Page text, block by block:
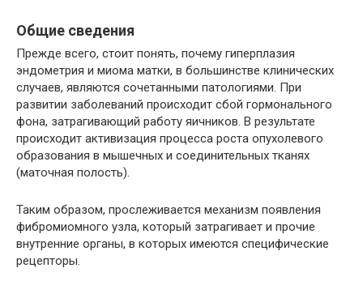
Общие сведения
Прежде всего, стоит понять, почему гиперплазия
эндометрия и миома матки, в большинстве клинических
случаев, являются сочетанными патологиями. При
развитии заболеваний происходит сбой гормонального
фона, затрагивающий работу яичников. В результате
происходит активизация процесса роста опухолевого
образования в мышечных и соединительных тканях
(маточная полость).
Таким образом, прослеживается механизм появления
фибромиомного узла, который затрагивает и прочие
внутренние органы, в которых имеются специфические
рецепторы.